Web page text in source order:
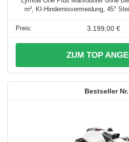
m², KI-Hindernisvermeidung, 45°
3.199,00 €
ZUM TOP